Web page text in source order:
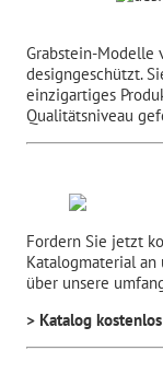
Grabstein-Modelle
designgeschützt.
einzigartiges
Qualitätsniveau
Fordern Sie jetzt
Katalogmaterial
über unsere
> Katalog